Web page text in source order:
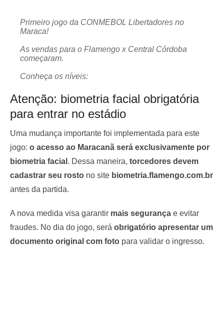
Primeiro jogo da CONMEBOL Libertadores no
Maraca!
As vendas para o Flamengo x Central Córdoba
começaram.
Conheça os níveis:
Nível 1: Diamante / Platina+1
Nível 2: Platina / Ouro+1
Nível 3: Ouro / Prata+1
Não se esqueça, as vendas acontecem no…
pic.twitter.com/iRDBB2Vx2C
April 3, 2025
Atenção: biometria facial obrigatória
para entrar no estádio
Uma mudança importante foi implementada para este
jogo: o acesso ao Maracanã será exclusivamente por
biometria facial . Dessa maneira, torcedores devem
cadastrar seu rosto no site biometria.flamengo.com.br
antes da partida.
A nova medida visa garantir mais segurança e evitar
fraudes. No dia do jogo, será obrigatório apresentar um
documento original com foto para validar o ingresso.